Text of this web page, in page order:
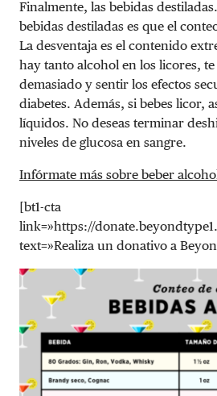
Finalmente, las bebidas
bebidas destiladas es que el
La desventaja es el contenido
hay tanto alcohol en los licores,
demasiado y sentir los efectos
diabetes. Además, si bebes licor,
líquidos. No deseas terminar
niveles de glucosa en sangre.
Infórmate más sobre beber
[bt1-cta
link=»https://
text=»Realiza un donativo a